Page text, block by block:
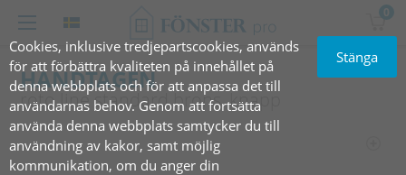
Cookies, inklusive tredjepartscookies, används
för att förbättra kvaliteten på innehållet på
denna webbplats och för att anpassa det till
användarnas behov. Genom att fortsätta
använda denna webbplats samtycker du till
användning av kakor, samt möjlig
kommunikation, om du anger din
Stänga
0
HANDTAGEN
roto line standard brons, knapp